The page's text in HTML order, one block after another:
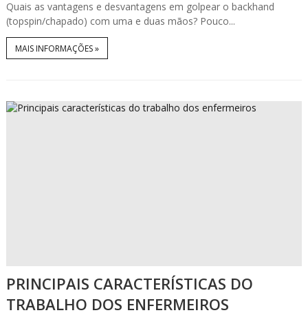
Quais as vantagens e desvantagens em golpear o backhand
(topspin/chapado) com uma e duas mãos? Pouco...
MAIS INFORMAÇÕES »
PRINCIPAIS CARACTERÍSTICAS DO
TRABALHO DOS ENFERMEIROS